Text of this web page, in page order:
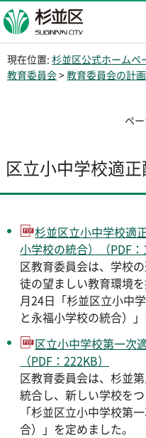
杉並区
現在位置: 杉並区公式ホームペ
教育委員会>教育委員会の計
ペ
区立小中学校適
杉並区立小中学校適
小学校の統合）（PDF：
区教育委員会は、学校
徒の望ましい教育環境
月24日「杉並区立小中
と永福小学校の統合）
区立小中学校第一次
（PDF：222KB）
区教育委員会は、杉並
統合し、新しい学校を
「杉並区立小中学校第
合）」を定めました。